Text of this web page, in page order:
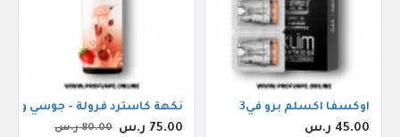
اوكسفا اكسلم برو في3
45.00 ر.س
نكهة كاسترد فرولة - جوسي ورلد ديد
75.00 ر.س 80.00 ر.س